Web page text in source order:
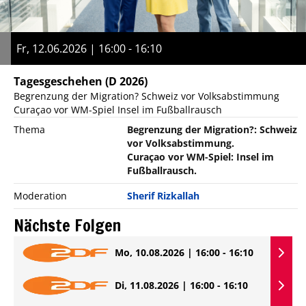
Fr, 12.06.2026 | 16:00 - 16:10
Tagesgeschehen (D 2026)
Begrenzung der Migration? Schweiz vor Volksabstimmung
Curaçao vor WM-Spiel Insel im Fußballrausch
Thema
Begrenzung der Migration?: Schweiz
vor Volksabstimmung.
Curaçao vor WM-Spiel: Insel im
Fußballrausch.
Moderation
Sherif Rizkallah
Nächste Folgen
Mo, 10.08.2026 | 16:00 - 16:10
Di, 11.08.2026 | 16:00 - 16:10